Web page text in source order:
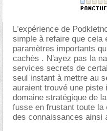
L'expérience de
simple à refaire que cela
paramètres importants
cachés . N'ayez pas la
services secrets de
seul instant à mettre au
auraient trouvé une
domaine stratégique de
fusse en frustant toute la
des connaissances ainsi